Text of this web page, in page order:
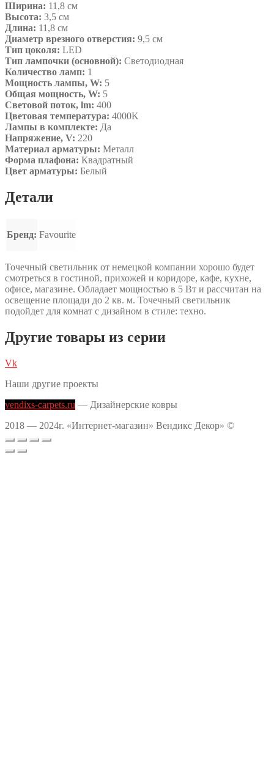
Ширина: 11,8 см
Высота: 3,5 см
Длина: 11,8 см
Диаметр врезного отверстия: 9,5 см
Тип цоколя: LED
Тип лампочки (основной): Светодиодная
Количество ламп: 1
Мощность лампы, W: 5
Общая мощность, W: 5
Световой поток, lm: 400
Цветовая температура: 4000K
Лампы в комплекте: Да
Напряжение, V: 220
Материал арматуры: Металл
Форма плафона: Квадратный
Цвет арматуры: Белый
Детали
Бренд: Favourite
Точечный светильник от немецкой компании хорошо будет
смотреться в гостиной, прихожей и коридоре, кафе, кухне,
офисе, магазине. Обладает мощностью в 5 Вт и рассчитан на
освещение площади до 2 кв. м. Точечный светильник
подойдет для комнат с дизайном в стиле: техно.
Другие товары из серии
Vk
Наши другие проекты
vendixs-carpets.ru — Дизайнерские ковры
2018 — 2024г. «Интернет-магазин» Вендикс Декор» ©